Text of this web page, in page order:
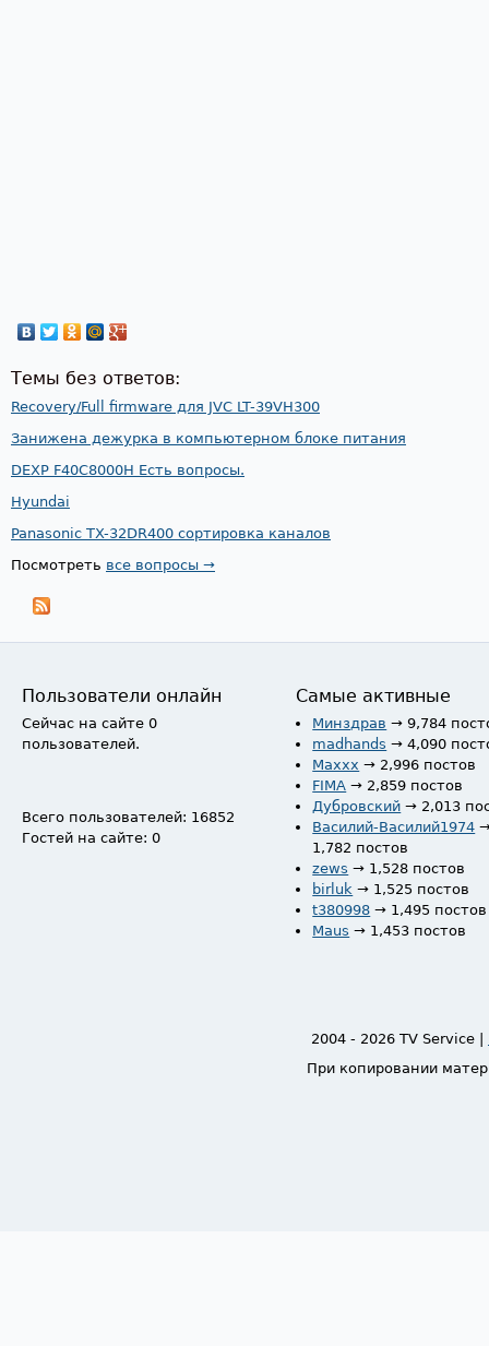
Темы без ответов:
Recovery/Full firmware для JVC LT-39VH300
Занижена дежурка в компьютерном блоке питания
DEXP F40C8000H Есть вопросы.
Hyundai
Panasonic TX-32DR400 сортировка каналов
Посмотреть все вопросы →
Пользователи онлайн
Сейчас на сайте 0
пользователей.
Всего пользователей: 16852
Гостей на сайте: 0
Самые активные
Минздрав → 9,784
madhands → 4,090
Maxxx → 2,996 постов
FIMA → 2,859 постов
Дубровский → 2,013
Василий-Василий1974
1,782 постов
zews → 1,528 постов
birluk → 1,525 постов
t380998 → 1,495 постов
Maus → 1,453 постов
2004 - 2026 TV Service |
При копировании